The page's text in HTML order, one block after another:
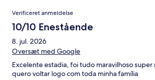
Anmeldelser
Verificeret anmeldelse
10/10 Enestående
8. jul. 2026
Oversæt med Google
Excelente estadia, foi tudo maravilhoso
quero voltar logo com toda minha família